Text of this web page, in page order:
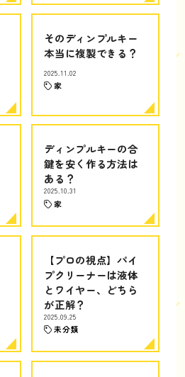
そのディンプルキー
本当に複製できる？
2025.11.02
家
ディンプルキーの合
鍵を安く作る方法は
ある？
2025.10.31
家
【プロの視点】パイ
プクリーナーは液体
とワイヤー、どちら
が正解？
2025.09.25
未分類